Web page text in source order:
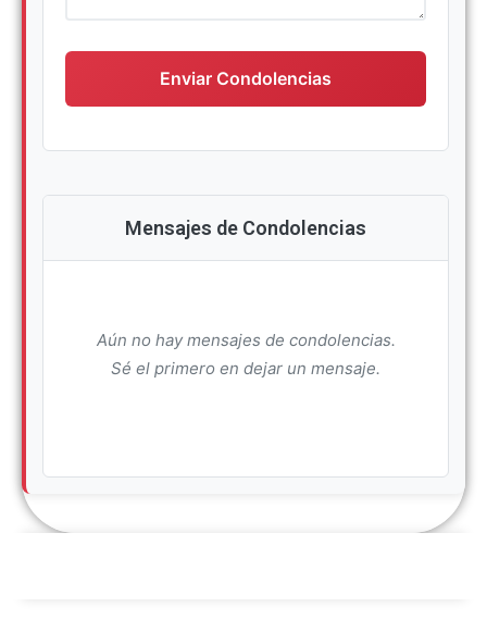
Enviar Condolencias
Mensajes de Condolencias
Aún no hay mensajes de condolencias.
Sé el primero en dejar un mensaje.